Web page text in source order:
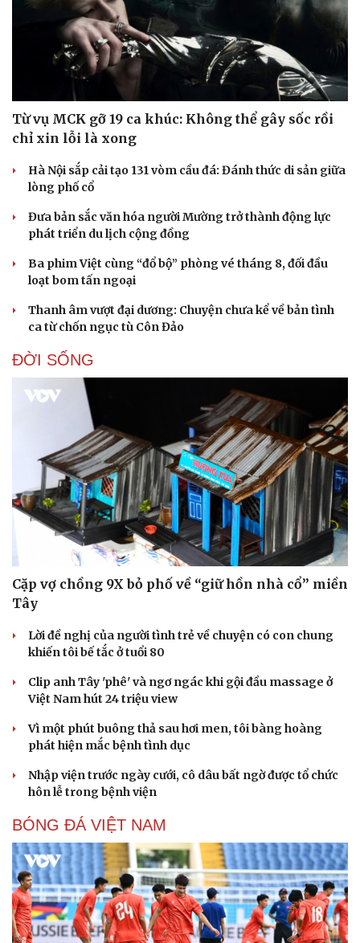
Doanh nghiệp
Thông tin doanh nghiệp
Doanh nghiệp 24h
Doanh nhân
Vì cộng đồng
Công nghệ
Tin Công nghệ
Trải nghiệm
Từ vụ MCK gỡ 19 ca khúc: Không thể gây sốc rồi
chỉ xin lỗi là xong
Hà Nội sắp cải tạo 131 vòm cầu đá: Đánh thức di sản giữa
lòng phố cổ
Đưa bản sắc văn hóa người Mường trở thành động lực
phát triển du lịch cộng đồng
Ba phim Việt cùng “đổ bộ” phòng vé tháng 8, đối đầu
loạt bom tấn ngoại
Thanh âm vượt đại dương: Chuyện chưa kể về bản tình
ca từ chốn ngục tù Côn Đảo
ĐỜI SỐNG
Cặp vợ chồng 9X bỏ phố về “giữ hồn nhà cổ” miền
Tây
Lời đề nghị của người tình trẻ về chuyện có con chung
khiến tôi bế tắc ở tuổi 80
Clip anh Tây 'phê' và ngơ ngác khi gội đầu massage ở
Việt Nam hút 24 triệu view
Vì một phút buông thả sau hơi men, tôi bàng hoàng
phát hiện mắc bệnh tình dục
Nhập viện trước ngày cưới, cô dâu bất ngờ được tổ chức
hôn lễ trong bệnh viện
BÓNG ĐÁ VIỆT NAM